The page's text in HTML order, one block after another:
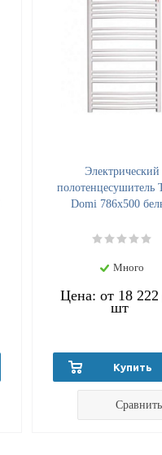
Электрический
полотенцесушитель
Domi 786x500
Много
Цена: от 18 222
шт
Купить
Сравнить